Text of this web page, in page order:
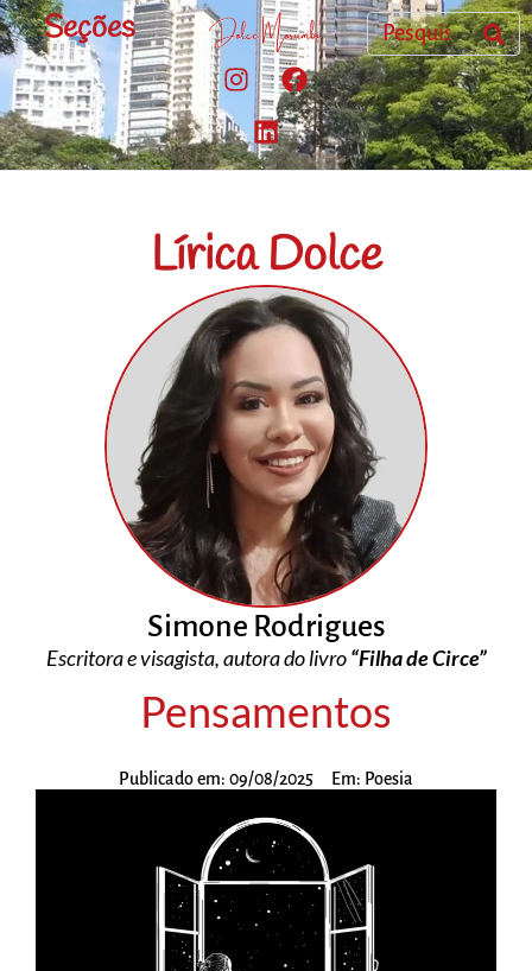
Seções
Lírica Dolce
Simone Rodrigues
Escritora e visagista, autora do livro“Filha de Circe”
Pensamentos
Publicado em: 09/08/2025 Em: Poesia